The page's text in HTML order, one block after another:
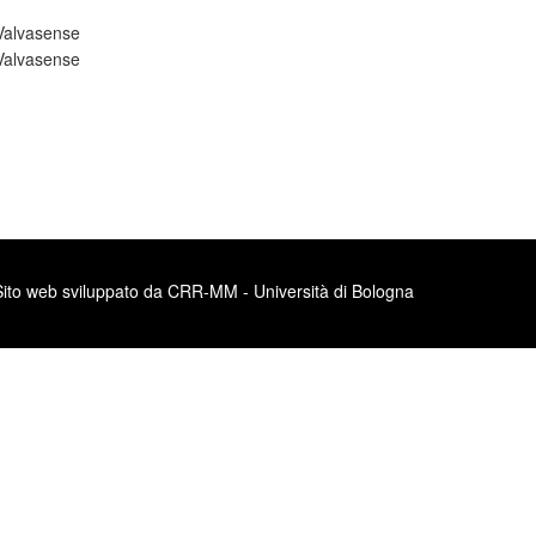
web sviluppato da CRR-MM - Università di Bologna